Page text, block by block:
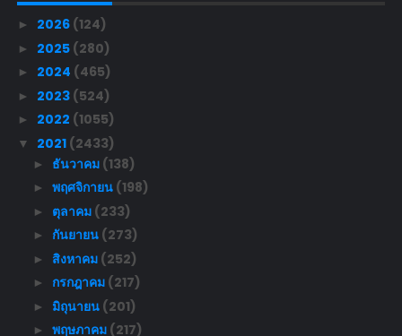
► 2026 (124)
► 2025 (280)
► 2024 (465)
► 2023 (524)
► 2022 (1055)
▼ 2021 (2433)
► ธันวาคม (138)
► พฤศจิกายน (198)
► ตุลาคม (233)
► กันยายน (273)
► สิงหาคม (252)
► กรกฎาคม (217)
► มิถุนายน (201)
► พฤษภาคม (217)